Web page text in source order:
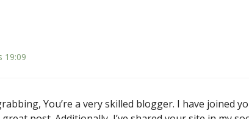
19:09
You’re a very skilled blogger. I have joined